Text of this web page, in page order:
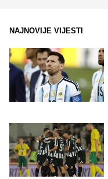
NAJNOVIJE VIJESTI